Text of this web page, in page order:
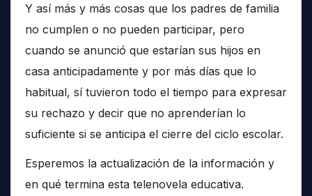
Y así más y más cosas que los padres de familia
no cumplen o no pueden participar, pero
cuando se anunció que estarían sus hijos en
casa anticipadamente y por más días que lo
habitual, sí tuvieron todo el tiempo para expresar
su rechazo y decir que no aprenderían lo
suficiente si se anticipa el cierre del ciclo escolar.
Esperemos la actualización de la información y
en qué termina esta telenovela educativa.